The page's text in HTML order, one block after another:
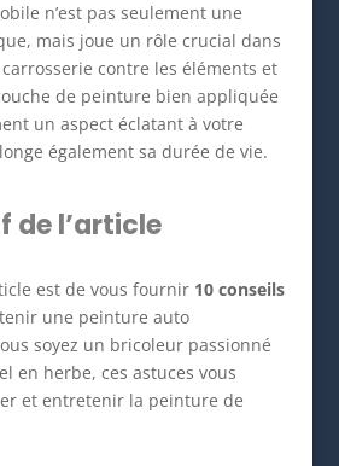
n’est pas seulement une
mais joue un rôle crucial dans
contre les éléments et
de peinture bien appliquée
un aspect éclatant à votre
également sa durée de vie.
de l’article
est de vous fournir 10 conseils
une peinture auto
soyez un bricoleur passionné
en herbe, ces astuces vous
et entretenir la peinture de